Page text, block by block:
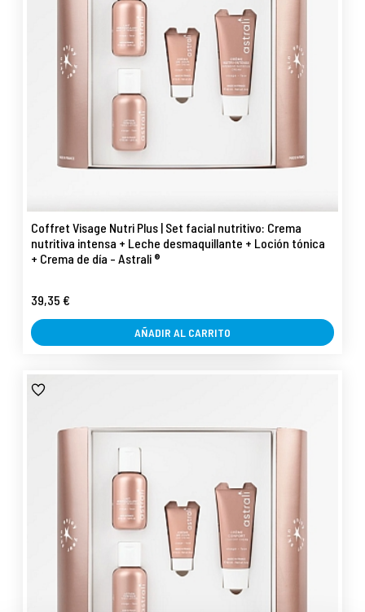
Coffret Visage Nutri Plus | Set facial nutritivo: Crema
nutritiva intensa + Leche desmaquillante + Loción tónica
+ Crema de día - Astrali ®
39,35 €
AÑADIR AL CARRITO